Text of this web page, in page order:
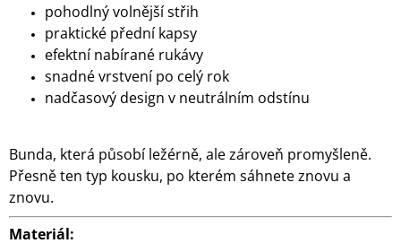
pohodlný volnější střih
praktické přední kapsy
efektní nabírané rukávy
snadné vrstvení po celý rok
nadčasový design v neutrálním odstínu
Bunda, která působí ležérně, ale zároveň promyšleně.
Přesně ten typ kousku, po kterém sáhnete znovu a
znovu.
Materiál: